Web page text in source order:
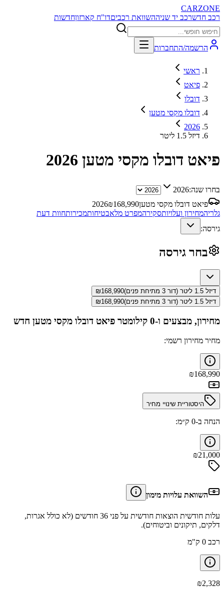
CARZONE
רכב חדשרכב יד שניההשוואת רכביםדו"ח קארזוןחדשות
הרשמה/התחברות
ראשי
פיאט
דובלו
דובלו מקסי מטען
2026
דיזל 1.5 ליטר
פיאט דובלו מקסי מטען 2026
בחרו שנה:2026
פיאט דובלו מקסי מטען
2026₪168,990
גלריהמחירון ועלויותסקירהמפרט מלאבטיחותמכירותחוות דעת
גירסה:
בחר גירסה
דיזל 1.5 ליטר (דור 3 מתיחת פנים) ₪168,990
דיזל 1.5 ליטר (דור 3 מתיחת פנים)
₪168,990
מחירון, מבצעים ו-0 קילומטר פיאט דובלו מקסי מטען חדש
מחיר מחירון רשמי:
₪168,990
היסטוריית שינויי מחיר
הנחה ב-0 ק״מ:
₪21,000
השוואת עלויות מימון
עלות חודשית הוצאות חודשית על פני 36 חודשים (לא כולל אגרות,
דלקים, תיקונים וביטוחים).
רכב 0 ק"מ
₪2,328